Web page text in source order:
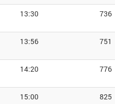
13:30 736
13:56 751
14:20 776
15:00 825